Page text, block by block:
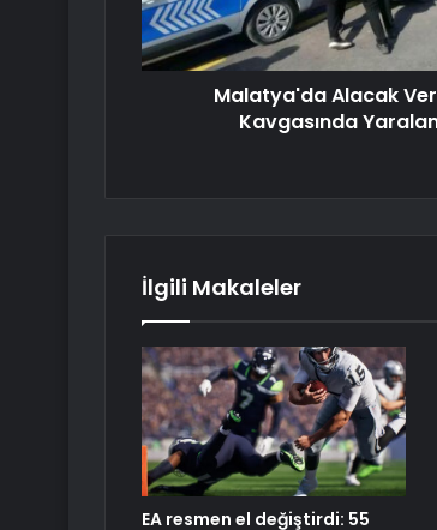
Malatya'da Alacak
Kavgasında
İlgili Makaleler
EA resmen el değiştirdi: 55